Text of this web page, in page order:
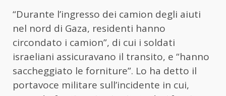
“Durante l’ingresso dei camion degli aiuti
nel nord di Gaza, residenti hanno
circondato i camion”, di cui i soldati
israeliani assicuravano il transito, e “hanno
saccheggiato le forniture”. Lo ha detto il
portavoce militare sull’incidente in cui,